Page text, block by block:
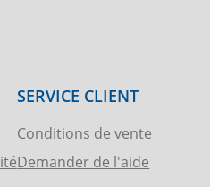
SERVICE CLIENT
Conditions de vente
Demander de l'aide